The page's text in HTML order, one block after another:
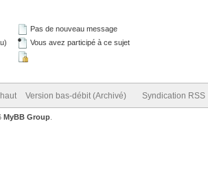
Pas de nouveau message
Vous avez participé à ce sujet
Version bas-débit (Archivé) Syndication RSS
MyBB Group